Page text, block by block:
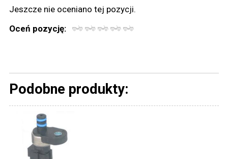
Jeszcze nie oceniano tej pozycji.
Oceń pozycję:
Podobne produkty: